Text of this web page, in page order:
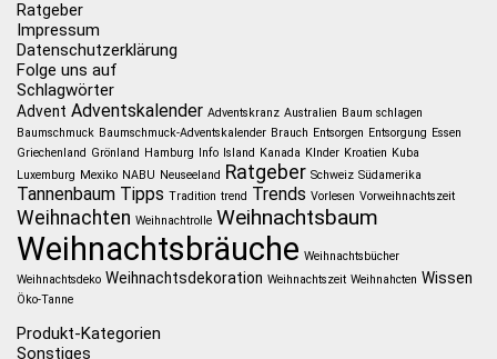
Ratgeber
Impressum
Datenschutzerklärung
Folge uns auf
Schlagwörter
Advent Adventskalender Adventskranz Australien Baum schlagen
Baumschmuck Baumschmuck-Adventskalender Brauch Entsorgen Entsorgung Essen
Griechenland Grönland Hamburg Info Island Kanada KInder Kroatien Kuba
Luxemburg Mexiko NABU Neuseeland Ratgeber Schweiz Südamerika
Tannenbaum Tipps Tradition trend Trends Vorlesen Vorweihnachtszeit
Weihnachten Weihnachtrolle Weihnachtsbaum
Weihnachtsbräuche Weihnachtsbücher
Weihnachtsdeko Weihnachtsdekoration Weihnachtszeit Weihnahcten Wissen
Öko-Tanne
Produkt-Kategorien
Sonstiges